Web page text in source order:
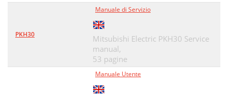
PKH30
Manuale di Servizio
Mitsubishi Electric PKH30 Service
manual,
53 pagine
Manuale Utente